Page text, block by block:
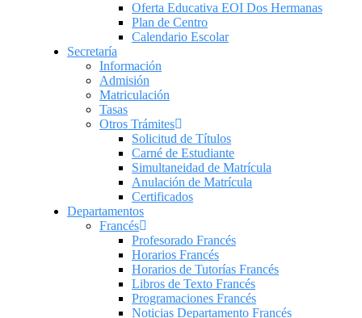
Oferta Educativa EOI Dos Hermanas
Plan de Centro
Calendario Escolar
Secretaría
Información
Admisión
Matriculación
Tasas
Otros Trámites
Solicitud de Títulos
Carné de Estudiante
Simultaneidad de Matrícula
Anulación de Matrícula
Certificados
Departamentos
Francés
Profesorado Francés
Horarios Francés
Horarios de Tutorías Francés
Libros de Texto Francés
Programaciones Francés
Noticias Departamento Francés